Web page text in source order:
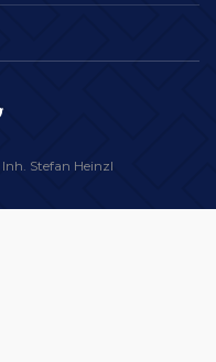
Stefan Heinzl